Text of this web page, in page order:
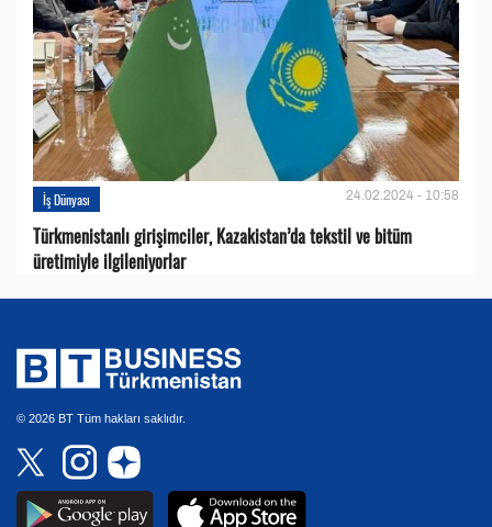
İş Dünyası 24.02.2024 - 10:58
Türkmenistanlı girişimciler, Kazakistan’da tekstil ve bitüm
üretimiyle ilgileniyorlar
© 2026 BT Tüm hakları saklıdır.